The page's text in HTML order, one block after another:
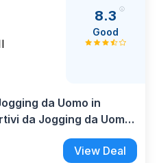
8.3
Good
da Uomo in
da Jogging da Uomo
Libero con Tasche con
View Deal